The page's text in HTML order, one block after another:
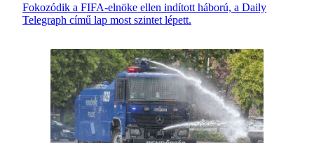
Fokozódik a FIFA-elnöke ellen indított háború, a Daily
Telegraph című lap most szintet lépett.